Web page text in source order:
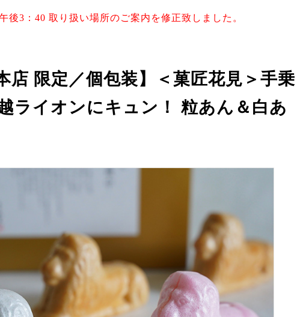
後3：40 取り扱い場所のご案内を修正致しました。
店 限定／個包装】＜菓匠花見＞手乗
ライオンにキュン！ 粒あん＆白あ